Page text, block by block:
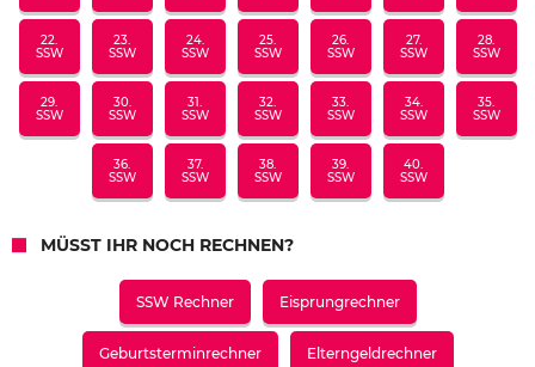
22.
SSW
23.
SSW
24.
SSW
25.
SSW
26.
SSW
27.
SSW
28.
SSW
29.
SSW
30.
SSW
31.
SSW
32.
SSW
33.
SSW
34.
SSW
35.
SSW
36.
SSW
37.
SSW
38.
SSW
39.
SSW
40.
SSW
MÜSST IHR NOCH RECHNEN?
SSW Rechner Eisprungrechner
Geburtsterminrechner Elterngeldrechner